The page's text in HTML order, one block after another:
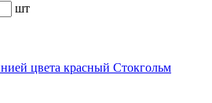
шт
цвета красный Стокгольм